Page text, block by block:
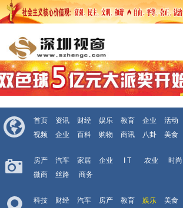
首页 资讯 财经 娱乐 教育 企业 活动
视频
企业 百科 购物 商讯 八卦 美食
房产 汽车 家居 企业 I T 农业 时尚
微商
丝路 商务
科技 财经 汽车 房产 教育 娱乐 美食